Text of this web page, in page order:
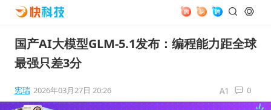
国产AI大模型GLM-5.1发布：编程能力距全球
最强只差3分
宪瑞 2026年03月27日 20:26 0